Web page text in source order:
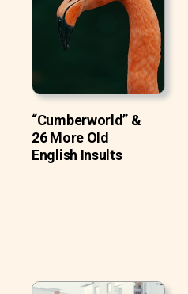
“Cumberworld” &
26 More Old
English Insults